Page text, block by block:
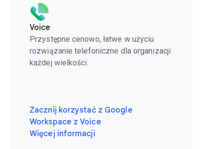
Voice
Przystępne cenowo, łatwe w użyciu
rozwiązanie telefoniczne dla organizacji
każdej wielkości.
Zacznij korzystać z Google
Workspace z Voice
Więcej informacji